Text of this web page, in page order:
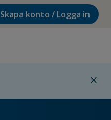
Skapa konto / Logga in
close